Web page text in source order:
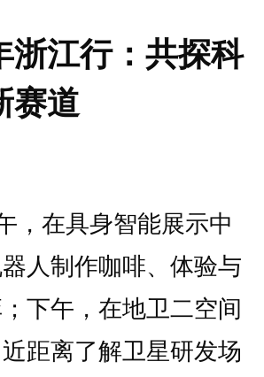
浙江行：共探科
赛道
在具身智能展示中
人制作咖啡、体验与
下午，在地卫二空间
距离了解卫星研发场